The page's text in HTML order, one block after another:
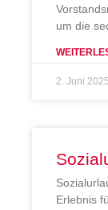
um die
2. Juni 2025
Erlebnis